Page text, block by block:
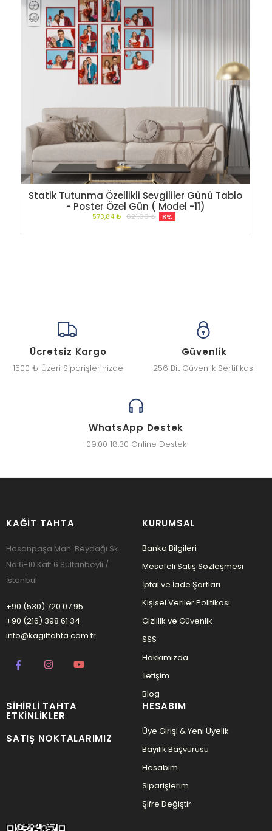
Statik Tutunma Özellikli Sevgililer Günü Tablo
- Poster Özel Gün ( Model -11)
573,84 ₺ 621,00 ₺ 8%
Ücretsiz Kargo
1500 ₺ Üzeri Siparişlerinizde
Güvenlik
256 Bit Güvenlik Sertifikası
WhatsApp Destek
09:00 18:30 Online Destek
KAĞIT TAHTA
Hasanpaşa Mah. Beydağı Sk.
No:6-10 Kat: 6 Sultanbeyli /
İstanbul
+90 (530) 720 07 95
+90 (216) 398 61 34
info@kagittahta.com.tr
KURUMSAL
Banka Bilgileri
Mesafeli Satış Sözleşmesi
İptal ve İade Şartları
Kişisel Veriler Politikası
Gizlilik ve Güvenlik
SSS
Hakkımızda
İletişim
Blog
SIHIRLI TAHTA
ETKINLIKLER
SATIŞ NOKTALARIMIZ
HESABIM
Üye Girişi & Yeni Üyelik
Bayilik Başvurusu
Hesabım
Siparişlerim
Şifre Değiştir